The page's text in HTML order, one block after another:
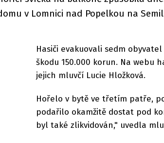
v Lomnici nad Popelkou na
Hasiči evakuovali sedm
škodu 150.000 korun. Na webu
jejich mluvčí Lucie Hložková.
Hořelo v bytě ve třetím patře,
podařilo okamžitě dostat pod
byl také zlikvidován," uvedla